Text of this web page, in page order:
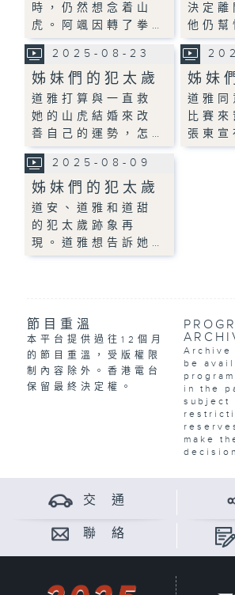
時，仍然想念着山
虎。阿颯因轉了拳…
決定離
他仍
2025-08-23
姊妹們的犯太歲
道雅打算與一直救
她的山虎結婚來改
善自己的運勢，怎…
姊妹
道雅同
比賽來
張東
2025-08-09
姊妹們的犯太歲
道安、道雅和道甜
的犯太歲跡象再
現。道雅想告訴她…
節目重溫
本平台提供過往12個月
的節目重溫，受版權限
制內容除外。香港電台
保留最終決定權。
be
in the
subject
make
交 通
聯 絡